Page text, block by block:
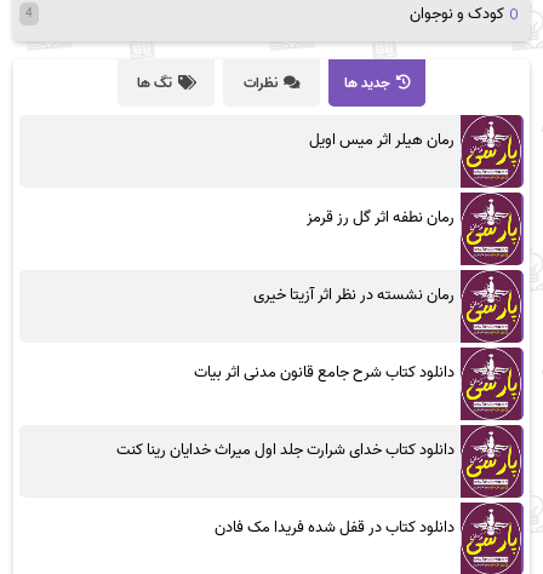
کودک و نوجوان 4
جدید ها نظرات تگ ها
رمان هیلر اثر میس اویل
رمان نطفه اثر گل رز قرمز
رمان نشسته در نظر اثر آزیتا خیری
دانلود کتاب شرح جامع قانون مدنی اثر بیات
دانلود کتاب خدای شرارت جلد اول میراث خدایان رینا کنت
دانلود کتاب در قفل شده فریدا مک فادن